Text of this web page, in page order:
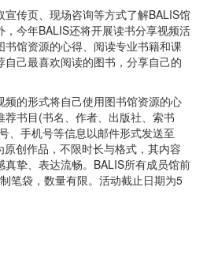
传页、现场咨询等方式了解BALIS馆
今年BALIS还将开展读书分享视频活
馆资源的心得、阅读专业书籍和课
己最喜欢阅读的图书，分享自己的
频的形式将自己使用图书馆资源的心
书目(书名、作者、出版社、索书
、手机号等信息以邮件形式发送至
创作品，不限时长与格式，其内容
挚、表达流畅。BALIS所有成员馆前
笔袋，数量有限。活动截止日期为5